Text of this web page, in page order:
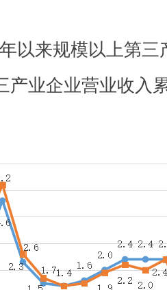
以来规模以上第三
产业企业营业收入